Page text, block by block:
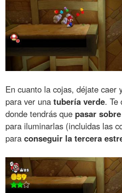
En cuanto la cojas, déjate caer
para ver unatubería verde. Te
donde tendrás que pasar
para iluminarlas (incluidas las
paraconseguir la tercera